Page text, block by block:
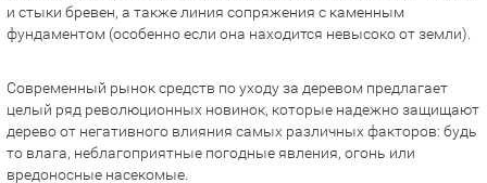
и стыки бревен, а также линия сопряжения с каменным
фундаментом (особенно если она находится невысоко от земли).
Современный рынок средств по уходу за деревом предлагает
целый ряд революционных новинок, которые надежно защищают
дерево от негативного влияния самых различных факторов: будь
то влага, неблагоприятные погодные явления, огонь или
вредоносные насекомые.